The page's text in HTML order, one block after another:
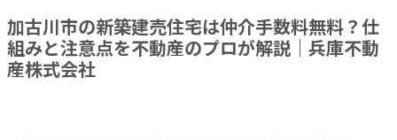
加古川市の新築建売住宅は仲介手数料無料？仕
組みと注意点を不動産のプロが解説｜兵庫不動
産株式会社